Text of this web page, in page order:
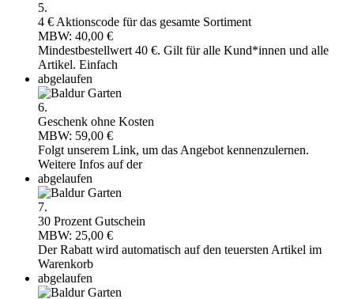
5.
4 € Aktionscode für das gesamte Sortiment
MBW: 40,00 €
Mindestbestellwert 40 €. Gilt für alle Kund*innen und alle
Artikel. Einfach
abgelaufen
6.
Geschenk ohne Kosten
MBW: 59,00 €
Folgt unserem Link, um das Angebot kennenzulernen.
Weitere Infos auf der
abgelaufen
7.
30 Prozent Gutschein
MBW: 25,00 €
Der Rabatt wird automatisch auf den teuersten Artikel im
Warenkorb
abgelaufen